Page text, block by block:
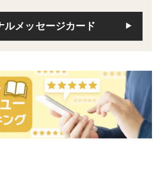
ルメッセージカード